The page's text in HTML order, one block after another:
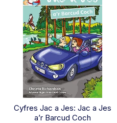
Cyfres Jac a Jes: Jac a Jes
a’r Barcud Coch